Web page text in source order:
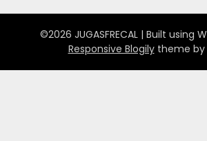
©2026 JUGASFRECAL | Built using
Responsive Blogilytheme by